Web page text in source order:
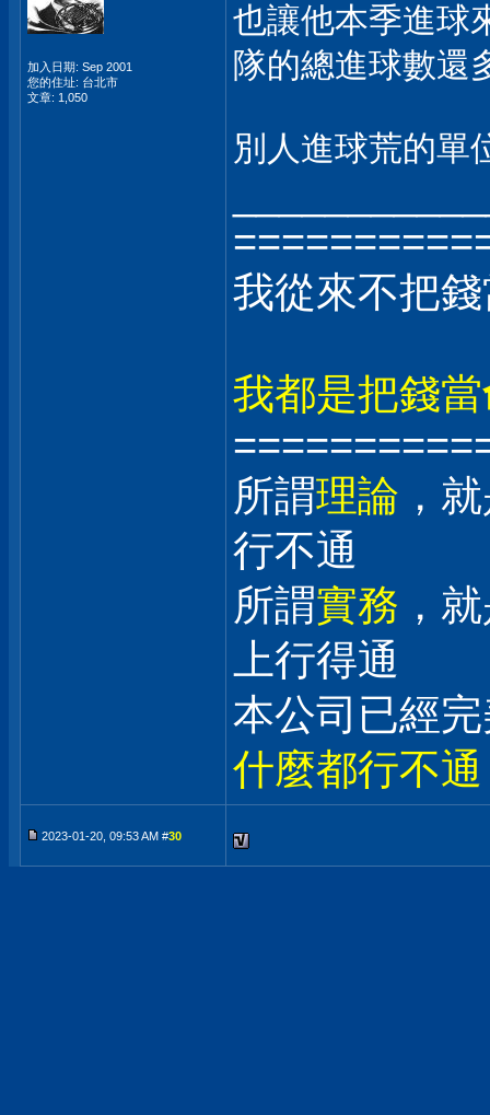
加入日期: Sep 2001
您的住址: 台北市
文章: 1,050
也讓他本季進球
隊的總進球數還
別人進球荒的單
我從來不把
我都是把錢當
所謂理論 ，
行不通
所謂實務 ，
上行得通
本公司已經
什麼都行不
2023-01-20, 09:53 AM #30